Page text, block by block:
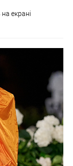
екрані